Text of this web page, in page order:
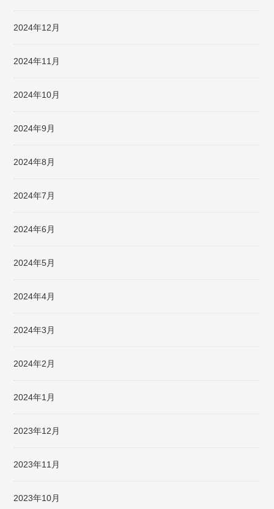
2024年12月
2024年11月
2024年10月
2024年9月
2024年8月
2024年7月
2024年6月
2024年5月
2024年4月
2024年3月
2024年2月
2024年1月
2023年12月
2023年11月
2023年10月